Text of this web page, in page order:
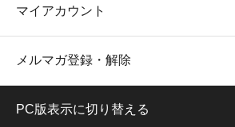
マイアカウント
メルマガ登録・解除
PC版表示に切り替える